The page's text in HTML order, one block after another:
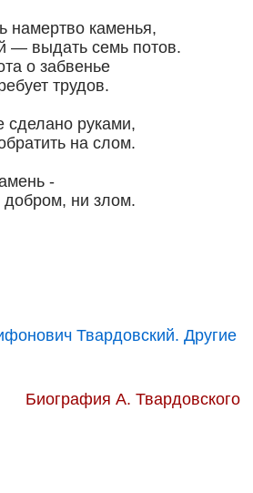
намертво каменья,
— выдать семь потов.
о забвенье
трудов.
сделано руками,
на слом.
-
ни злом.
Твардовский. Другие
Биография А. Твардовского